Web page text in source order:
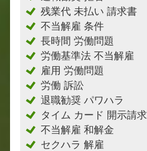
残業代 未払い 請求書
不当解雇 条件
長時間 労働問題
労働基準法 不当解雇
雇用 労働問題
労働 訴訟
退職勧奨 パワハラ
タイム カード 開示請求
不当解雇 和解金
セクハラ 解雇